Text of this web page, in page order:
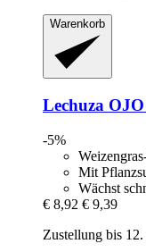
Warenkorb
Lechuza
-5%
Mit
Wächst
€ 8,92 € 9,39
Zustellung bis